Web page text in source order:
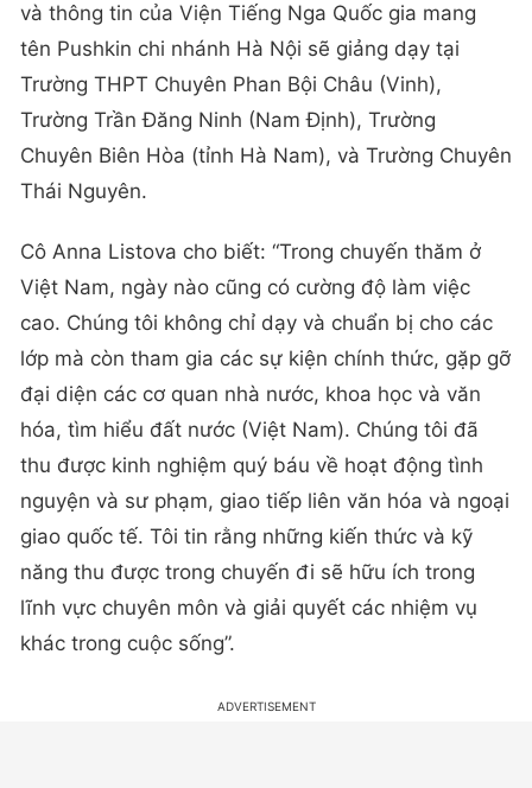
và thông tin của Viện Tiếng Nga Quốc gia mang
tên Pushkin chi nhánh Hà Nội sẽ giảng dạy tại
Trường THPT Chuyên Phan Bội Châu (Vinh),
Trường Trần Đăng Ninh (Nam Định), Trường
Chuyên Biên Hòa (tỉnh Hà Nam), và Trường Chuyên
Thái Nguyên.
Cô Anna Listova cho biết: “Trong chuyến thăm ở
Việt Nam, ngày nào cũng có cường độ làm việc
cao. Chúng tôi không chỉ dạy và chuẩn bị cho các
lớp mà còn tham gia các sự kiện chính thức, gặp gỡ
đại diện các cơ quan nhà nước, khoa học và văn
hóa, tìm hiểu đất nước (Việt Nam). Chúng tôi đã
thu được kinh nghiệm quý báu về hoạt động tình
nguyện và sư phạm, giao tiếp liên văn hóa và ngoại
giao quốc tế. Tôi tin rằng những kiến thức và kỹ
năng thu được trong chuyến đi sẽ hữu ích trong
lĩnh vực chuyên môn và giải quyết các nhiệm vụ
khác trong cuộc sống”.